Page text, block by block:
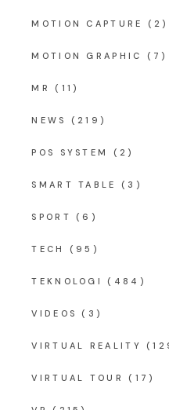
MOTION CAPTURE (2)
MOTION GRAPHIC (7)
MR (11)
NEWS (219)
POS SYSTEM (2)
SMART TABLE (3)
SPORT (6)
TECH (95)
TEKNOLOGI (484)
VIDEOS (3)
VIRTUAL REALITY
VIRTUAL TOUR (17)